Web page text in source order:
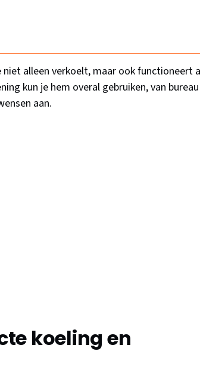
niet alleen verkoelt, maar ook functioneert
kun je hem overal gebruiken, van
aan.
koeling en